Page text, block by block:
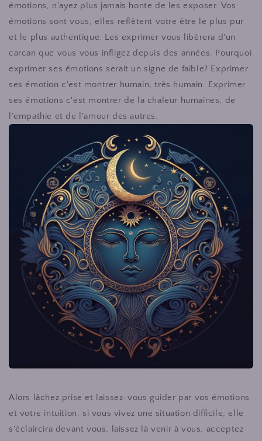
émotions, n'ayez plus jamais honte de les exposer. Vos
émotions sont vous, elles reflètent votre être le plus pur
et le plus authentique. Les exprimer vous libèrera d'un
carcan que vous vous infligez depuis des années. Pourquoi
exprimer ses émotions serait un signe de faible? Exprimer
ses émotion c'est montrer humain, très humain. Exprimer
ses émotions c'est montrer de la chaleur humaines, de
l'empathie et de l'amour des autres.
Alors lâchez prise et laissez-vous guider par vos émotions
et votre intuition, si vous vivez une situation difficile, elle
s'éclaircira devant vous, laissez là venir à vous, acceptez